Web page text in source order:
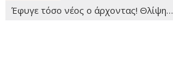
Έφυγε τόσο νέος ο άρχοντας! Θλίψη…